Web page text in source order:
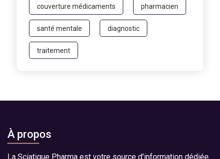
couverture médicaments pharmacien
santé mentale diagnostic
traitement
À propos
La Sciatique Pharma est votre source d'information dédiée